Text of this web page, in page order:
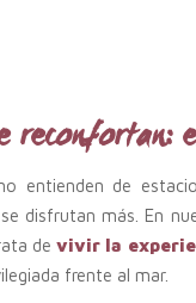
entienden de
disfrutan más. En
devivir la
frente al mar.